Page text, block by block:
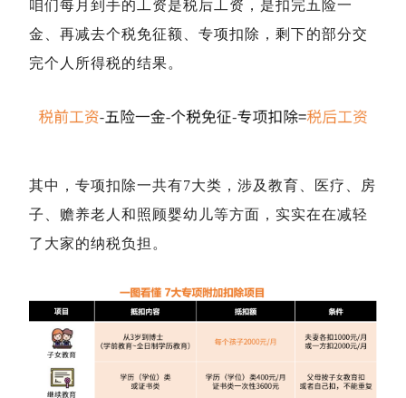
咱们每月到手的工资是税后工资，是扣完五险一
金、再减去个税免征额、专项扣除，剩下的部分交
完个人所得税的结果。
其中，专项扣除一共有7大类，涉及教育、医疗、房
子、赡养老人和照顾婴幼儿等方面，实实在在减轻
了大家的纳税负担。